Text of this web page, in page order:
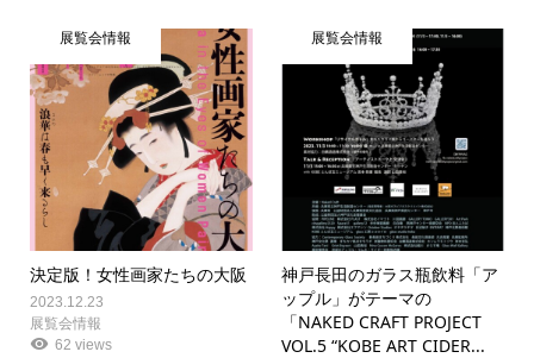
展覧会情報
決定版！女性画家たちの大阪
2023.12.23
展覧会情報
62 views
展覧会情報
神戸長田のガラス瓶飲料「ア
ップル」がテーマの
「NAKED CRAFT PROJECT
VOL.5 “KOBE ART CIDER...